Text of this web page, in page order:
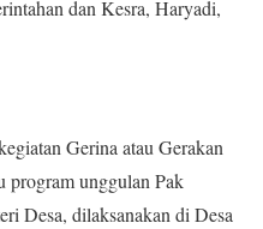
dan Kesra, Haryadi,
Gerina atau Gerakan
program unggulan Pak
Desa, dilaksanakan di Desa